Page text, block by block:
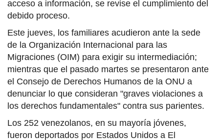
acceso a información, se revise el cumplimiento del
debido proceso.
Este jueves, los familiares acudieron ante la sede
de la Organización Internacional para las
Migraciones (OIM) para exigir su intermediación;
mientras que el pasado martes se presentaron ante
el Consejo de Derechos Humanos de la ONU a
denunciar lo que consideran "graves violaciones a
los derechos fundamentales" contra sus parientes.
Los 252 venezolanos, en su mayoría jóvenes,
fueron deportados por Estados Unidos a El